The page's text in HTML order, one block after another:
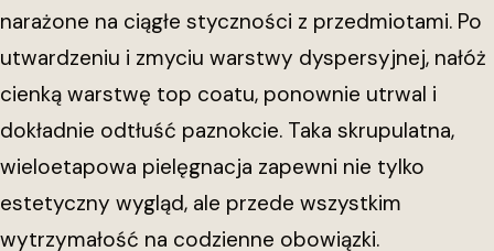
narażone na ciągłe styczności z przedmiotami. Po
utwardzeniu i zmyciu warstwy dyspersyjnej, nałóż
cienką warstwę top coatu, ponownie utrwal i
dokładnie odtłuść paznokcie. Taka skrupulatna,
wieloetapowa pielęgnacja zapewni nie tylko
estetyczny wygląd, ale przede wszystkim
wytrzymałość na codzienne obowiązki.